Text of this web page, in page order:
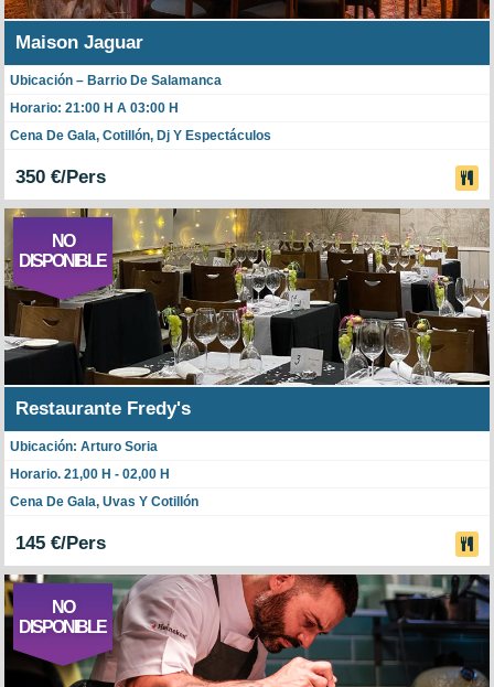
Maison Jaguar
Ubicación – Barrio De Salamanca
Horario: 21:00 H A 03:00 H
Cena De Gala, Cotillón, Dj Y Espectáculos
350 €/Pers
NO
DISPONIBLE
Restaurante Fredy's
Ubicación: Arturo Soria
Horario. 21,00 H - 02,00 H
Cena De Gala, Uvas Y Cotillón
145 €/Pers
NO
DISPONIBLE